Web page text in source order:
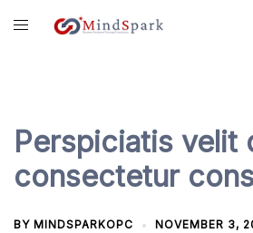
Perspiciatis velit
consectetur
BY MINDSPARKOPC NOVEMBER 3,